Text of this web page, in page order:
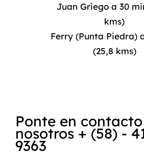
Juan Griego a 30
kms)
Ferry (Punta Piedra)
(25,8 kms)
Ponte en
nosotros + (58) -
9363